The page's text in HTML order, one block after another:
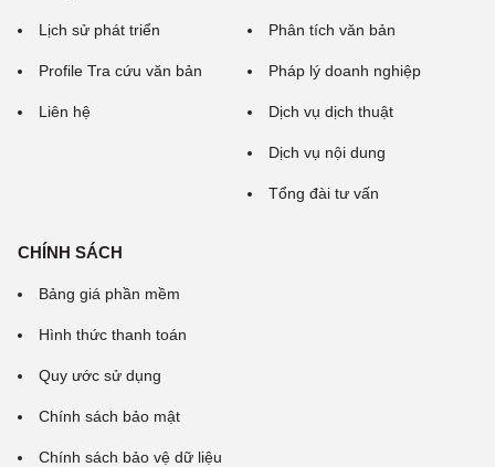
Lịch sử phát triển
Profile Tra cứu văn bản
Liên hệ
Phân tích văn bản
Pháp lý doanh nghiệp
Dịch vụ dịch thuật
Dịch vụ nội dung
Tổng đài tư vấn
CHÍNH SÁCH
Bảng giá phần mềm
Hình thức thanh toán
Quy ước sử dụng
Chính sách bảo mật
Chính sách bảo vệ dữ liệu